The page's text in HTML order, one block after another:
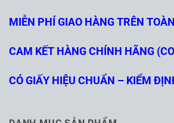
MIỄN PHÍ GIAO HÀNG TRÊN
CAM KẾT HÀNG CHÍNH HÃNG
CÓ GIẤY HIỆU CHUẨN – KIỂM